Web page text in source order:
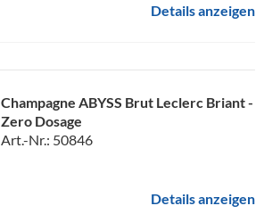
Details anzeigen
Champagne ABYSS Brut Leclerc Briant -
Zero Dosage
Art.-Nr.: 50846
Details anzeigen